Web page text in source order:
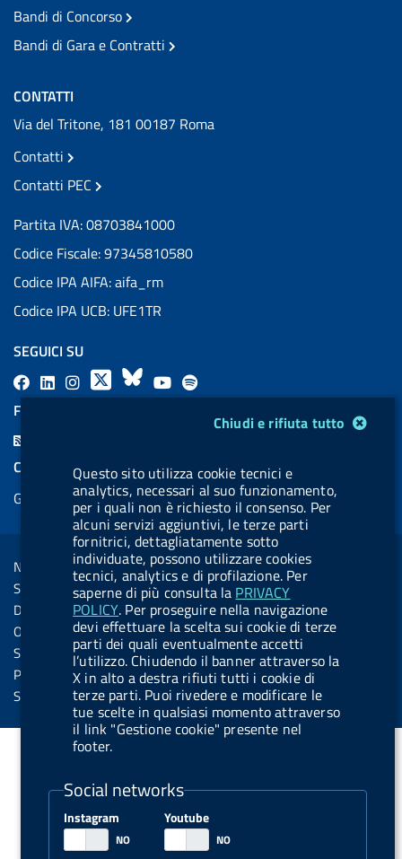
Chiudi e rifiuta tutto
Questo sito utilizza cookie tecnici e
analytics, necessari al suo funzionamento,
per i quali non è richiesto il consenso. Per
alcuni servizi aggiuntivi, le terze parti
fornitrici, dettagliatamente sotto
individuate, possono utilizzare cookies
tecnici, analytics e di profilazione. Per
saperne di più consulta la PRIVACY
POLICY. Per proseguire nella navigazione
devi effettuare la scelta sui cookie di terze
parti dei quali eventualmente accetti
l’utilizzo. Chiudendo il banner attraverso la
X in alto a destra rifiuti tutti i cookie di
terze parti. Puoi rivedere e modificare le
tue scelte in qualsiasi momento attraverso
il link "Gestione cookie" presente nel
footer.
Social networks
Instagram Youtube
Bandi di Concorso
Bandi di Gara e Contratti
CONTATTI
Via del Tritone, 181 00187 Roma
Contatti
Contatti PEC
Partita IVA: 08703841000
Codice Fiscale: 97345810580
Codice IPA AIFA: aifa_rm
Codice IPA UCB: UFE1TR
SEGUICI SU
F
a
L
i
a
l
.
b
u
t
t
o
n
.
i
n
s
a
g
X
B
l
s
k
y
Y
o
u
b
e
l
a
l
.
b
u
t
t
o
n
.
s
p
i
f
FEED RSS
COOKIES
Gestione cookie
Sezione Link Utili
Note legali
Social Media Policy
Dichiarazione di accessibilità
Obiettivi di accessibilità
Statistiche sito
Privacy
Servizi Online